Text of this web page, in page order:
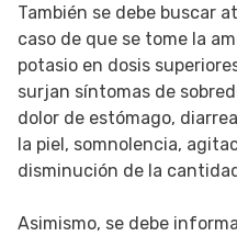
También se debe buscar
caso de que se tome la
potasio en dosis
surjan síntomas de
dolor de estómago,
la piel, somnolencia,
disminución de la
Asimismo, se debe